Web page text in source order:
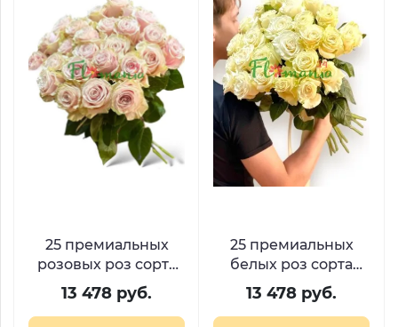
25 премиальных
розовых роз сорта
Пинк Мондиаль
13 478 руб.
25 премиальных
белых роз сорта
Мондиаль
13 478 руб.